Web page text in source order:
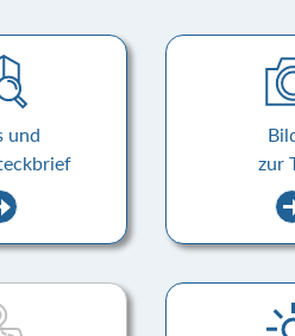
und
zur